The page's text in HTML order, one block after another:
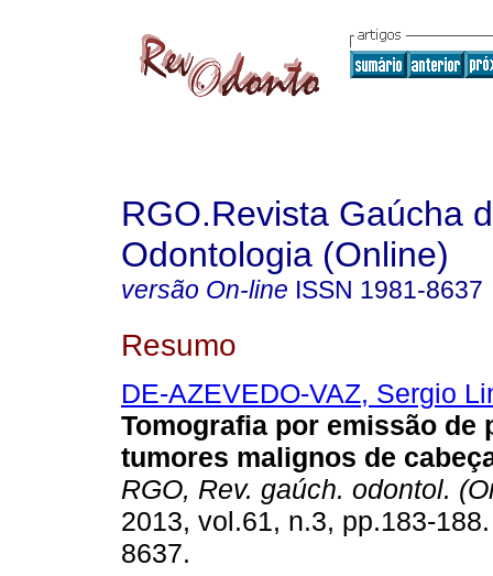
RGO.Revista Gaúcha
Odontologia (Online)
versão On-line ISSN 1981-8637
Resumo
DE-AZEVEDO-VAZ, Sergio
Tomografia por emissão de
tumores malignos de
RGO, Rev. gaúch. odontol.
2013, vol.61, n.3, pp.183-
8637.